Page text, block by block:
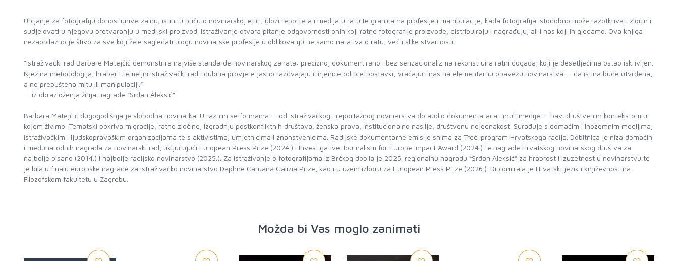
Ubijanje za fotografiju donosi univerzalnu, istinitu priču o novinarskoj etici, ulozi reportera i medija u ratu te granicama profesije i manipulacije, kada fotografija istodobno može razotkrivati zločin i
sudjelovati u njegovu pretvaranju u medijski proizvod. Istraživanje otvara pitanje odgovornosti onih koji ratne fotografije proizvode, distribuiraju i nagrađuju, ali i nas koji ih gledamo. Ova knjiga
nezaobilazno je štivo za sve koji žele sagledati ulogu novinarske profesije u oblikovanju ne samo narativa o ratu, već i slike stvarnosti.
“Istraživački rad Barbare Matejčić demonstrira najviše standarde novinarskog zanata: precizno, dokumentirano i bez senzacionalizma rekonstruira ratni događaj koji je desetljećima ostao iskrivljen.
Njezina metodologija, hrabar i temeljni istraživački rad i dubina provjere jasno razdvajaju činjenice od pretpostavki, vraćajući nas na elementarnu obavezu novinarstva — da istina bude utvrđena,
a ne prepuštena mitu ili manipulaciji.”
— iz obrazloženja žirija nagrade “Srđan Aleksić”
Barbara Matejčić dugogodišnja je slobodna novinarka. U raznim se formama — od istraživačkog i reportažnog novinarstva do audio dokumentaraca i multimedije — bavi društvenim kontekstom u
kojem živimo. Tematski pokriva migracije, ratne zločine, izgradnju postkonfliktnih društava, ženska prava, institucionalno nasilje, društvenu nejednakost. Surađuje s domaćim i inozemnim medijima,
istraživačkim i ljudskopravaškim organizacijama te s aktivistima, umjetnicima i znanstvenicima. Radijske dokumentarne emisije snima za Treći program Hrvatskoga radija. Dobitnica je niza domaćih
i međunarodnih nagrada za novinarski rad, uključujući European Press Prize (2024.) i Investigative Journalism for Europe Impact Award (2024.) te nagrade Hrvatskog novinarskog društva za
najbolje pisano (2014.) i najbolje radijsko novinarstvo (2025.). Za istraživanje o fotografijama iz Brčkog dobila je 2025. regionalnu nagradu “Srđan Aleksić” za hrabrost i izuzetnost u novinarstvu te
je bila u finalu europske nagrade za istraživačko novinarstvo Daphne Caruana Galizia Prize, kao i u užem izboru za European Press Prize (2026.). Diplomirala je Hrvatski jezik i književnost na
Filozofskom fakultetu u Zagrebu.
Možda bi Vas moglo zanimati